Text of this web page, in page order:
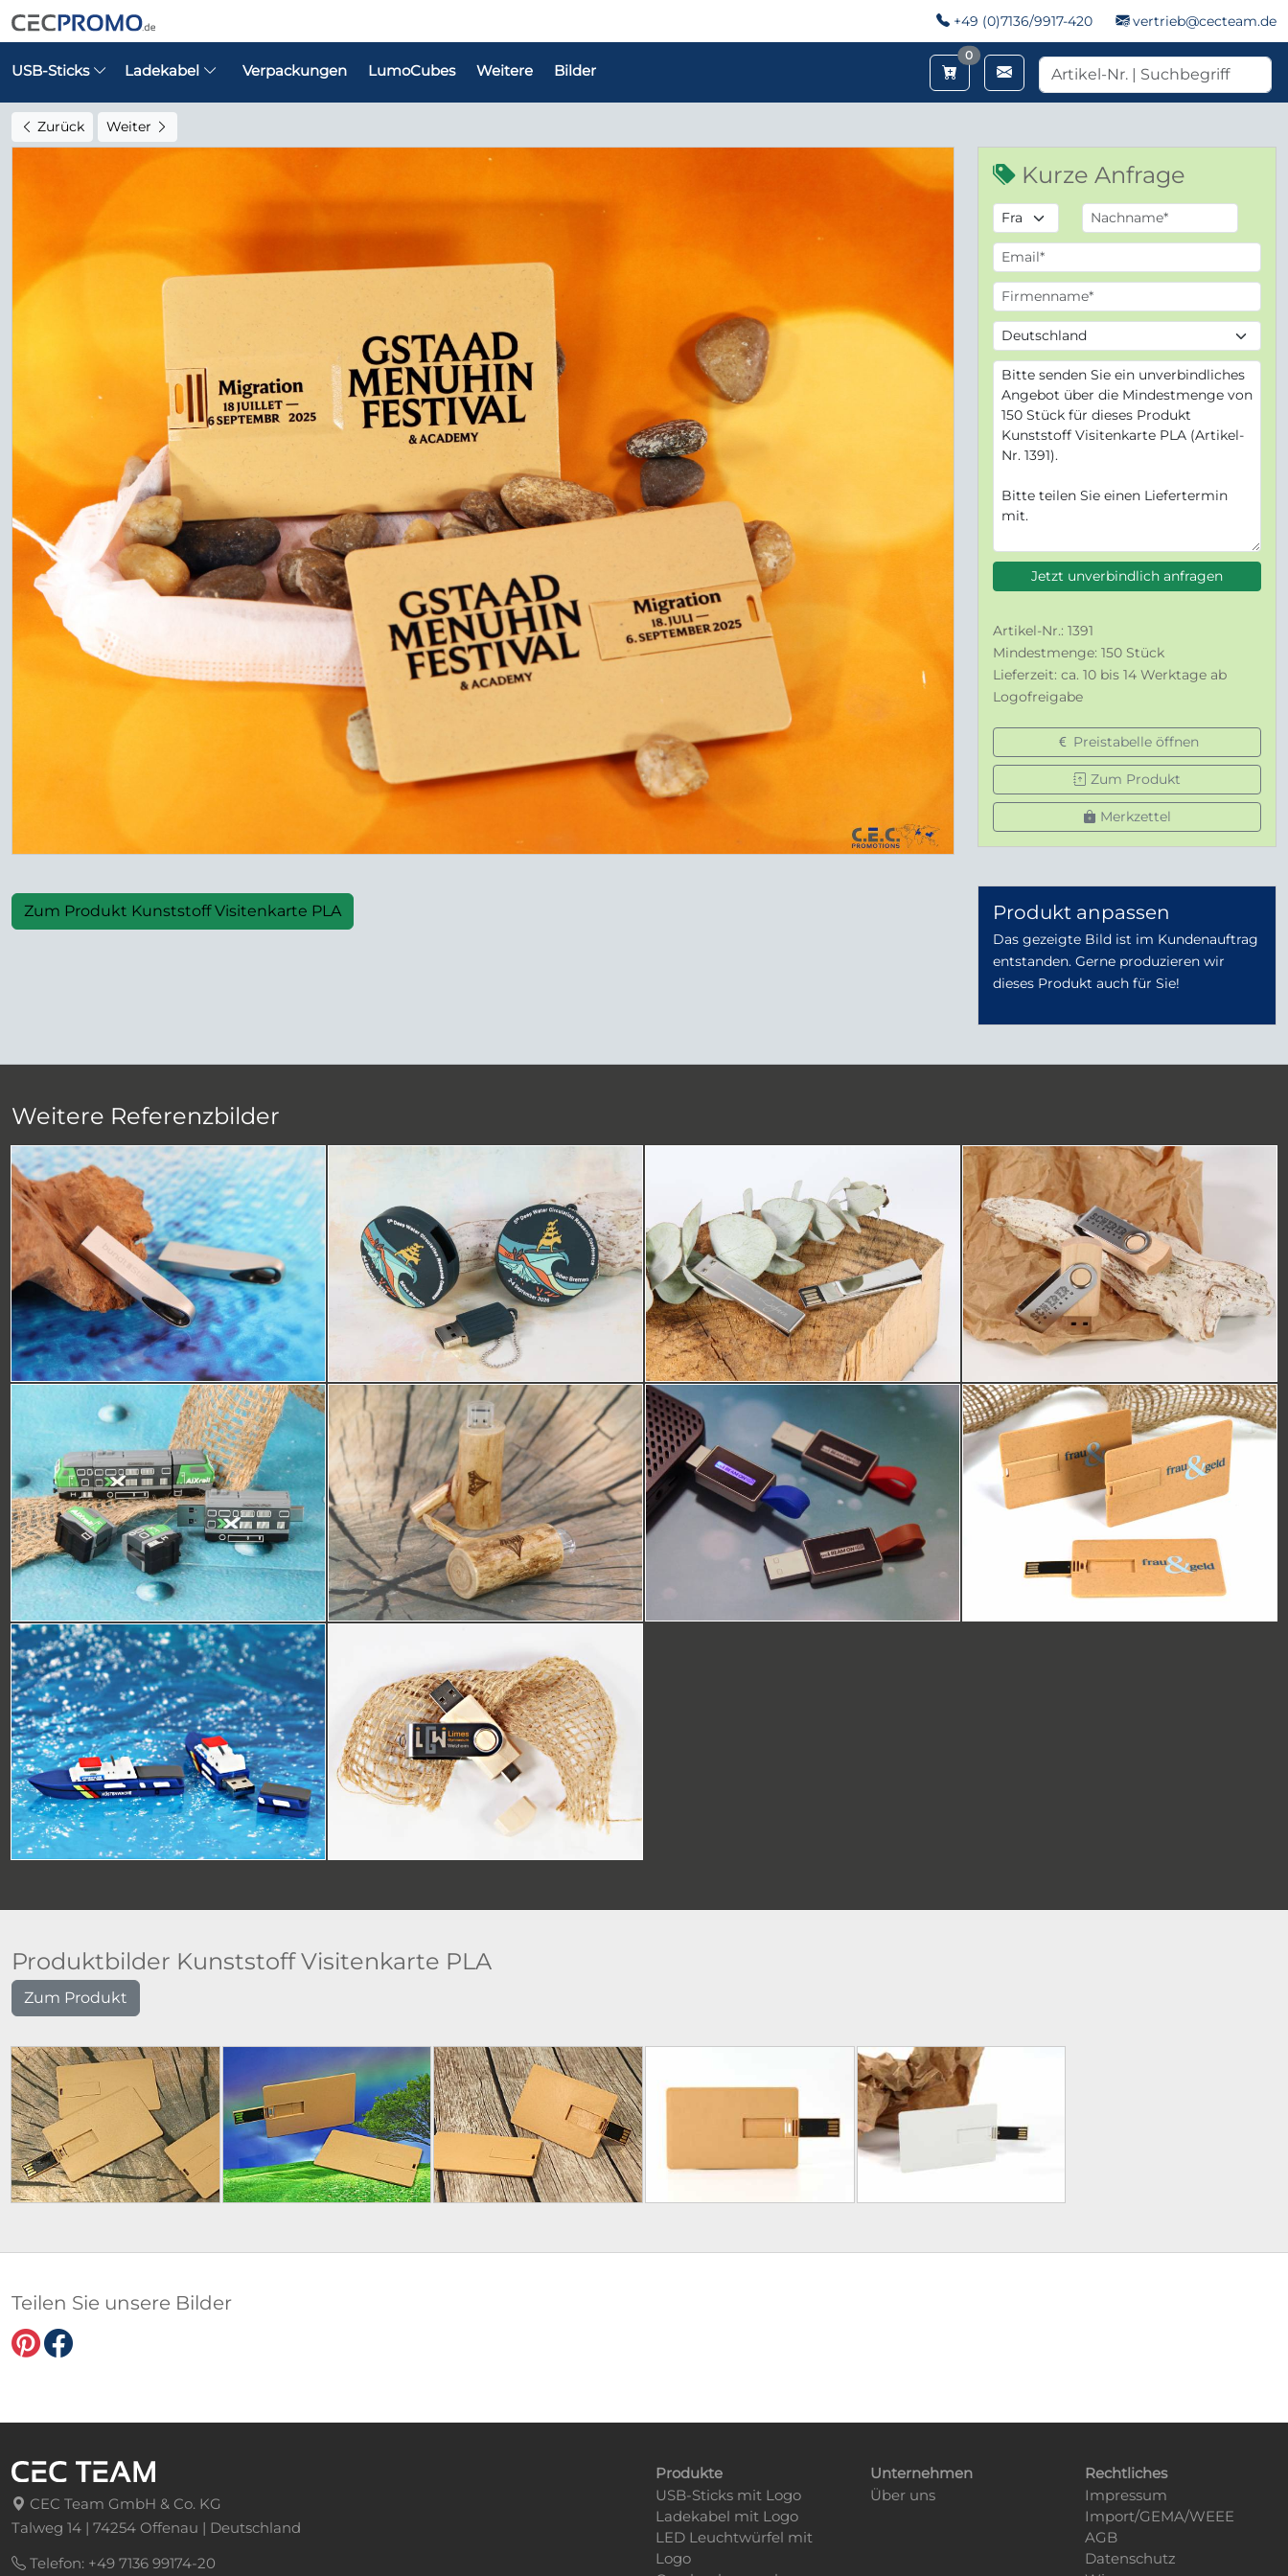
+49 (0)7136/9917-420 vertrieb@cecteam.de
USB-Sticks Ladekabel Verpackungen LumoCubes Weitere Bilder
0Merkzettel
Zurück Weiter
Zum Produkt Kunststoff Visitenkarte PLA
Kurze Anfrage
Jetzt unverbindlich anfragen
Artikel-Nr.: 1391
Mindestmenge: 150 Stück
Lieferzeit: ca. 10 bis 14 Werktage ab
Logofreigabe
Preistabelle öffnen
Zum Produkt
Merkzettel
Produkt anpassen
Das gezeigte Bild ist im Kundenauftrag
entstanden. Gerne produzieren wir
dieses Produkt auch für Sie!
Weitere Referenzbilder
Produktbilder Kunststoff Visitenkarte PLA
Zum Produkt
Teilen Sie unsere Bilder
CEC Team GmbH & Co. KG
Talweg 14 | 74254 Offenau | Deutschland
Telefon: +49 7136 99174-20
Produkte
USB-Sticks mit Logo
Ladekabel mit Logo
LED Leuchtwürfel mit
Logo
Unternehmen
Über uns
Rechtliches
Impressum
Import/GEMA/WEEE
AGB
Datenschutz